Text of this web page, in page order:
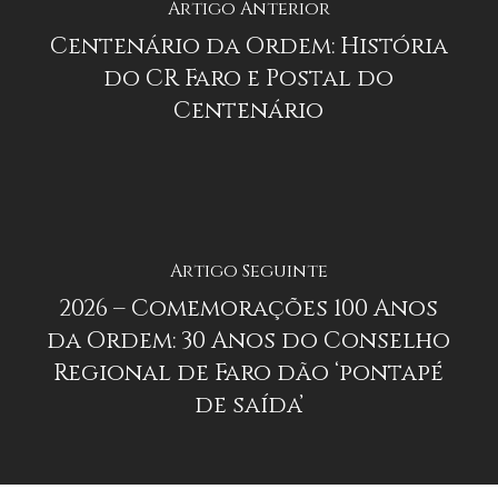
Artigo Anterior
Centenário da Ordem: História
do CR Faro e Postal do
Centenário
Artigo Seguinte
2026 – Comemorações 100 Anos
da Ordem: 30 Anos do Conselho
Regional de Faro dão ‘pontapé
de saída’